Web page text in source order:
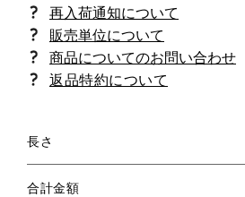
商品についてのお問い合わせ
返品特約について
長さ
合計金額